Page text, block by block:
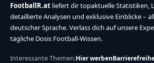
FootballR.at liefert dir topaktuelle Statistiken,
detaillierte Analysen und exklusive Einblicke –
deutscher Sprache. Verlass dich auf unsere
tägliche Dosis Football-Wissen.
Interessante Themen:Hier werben